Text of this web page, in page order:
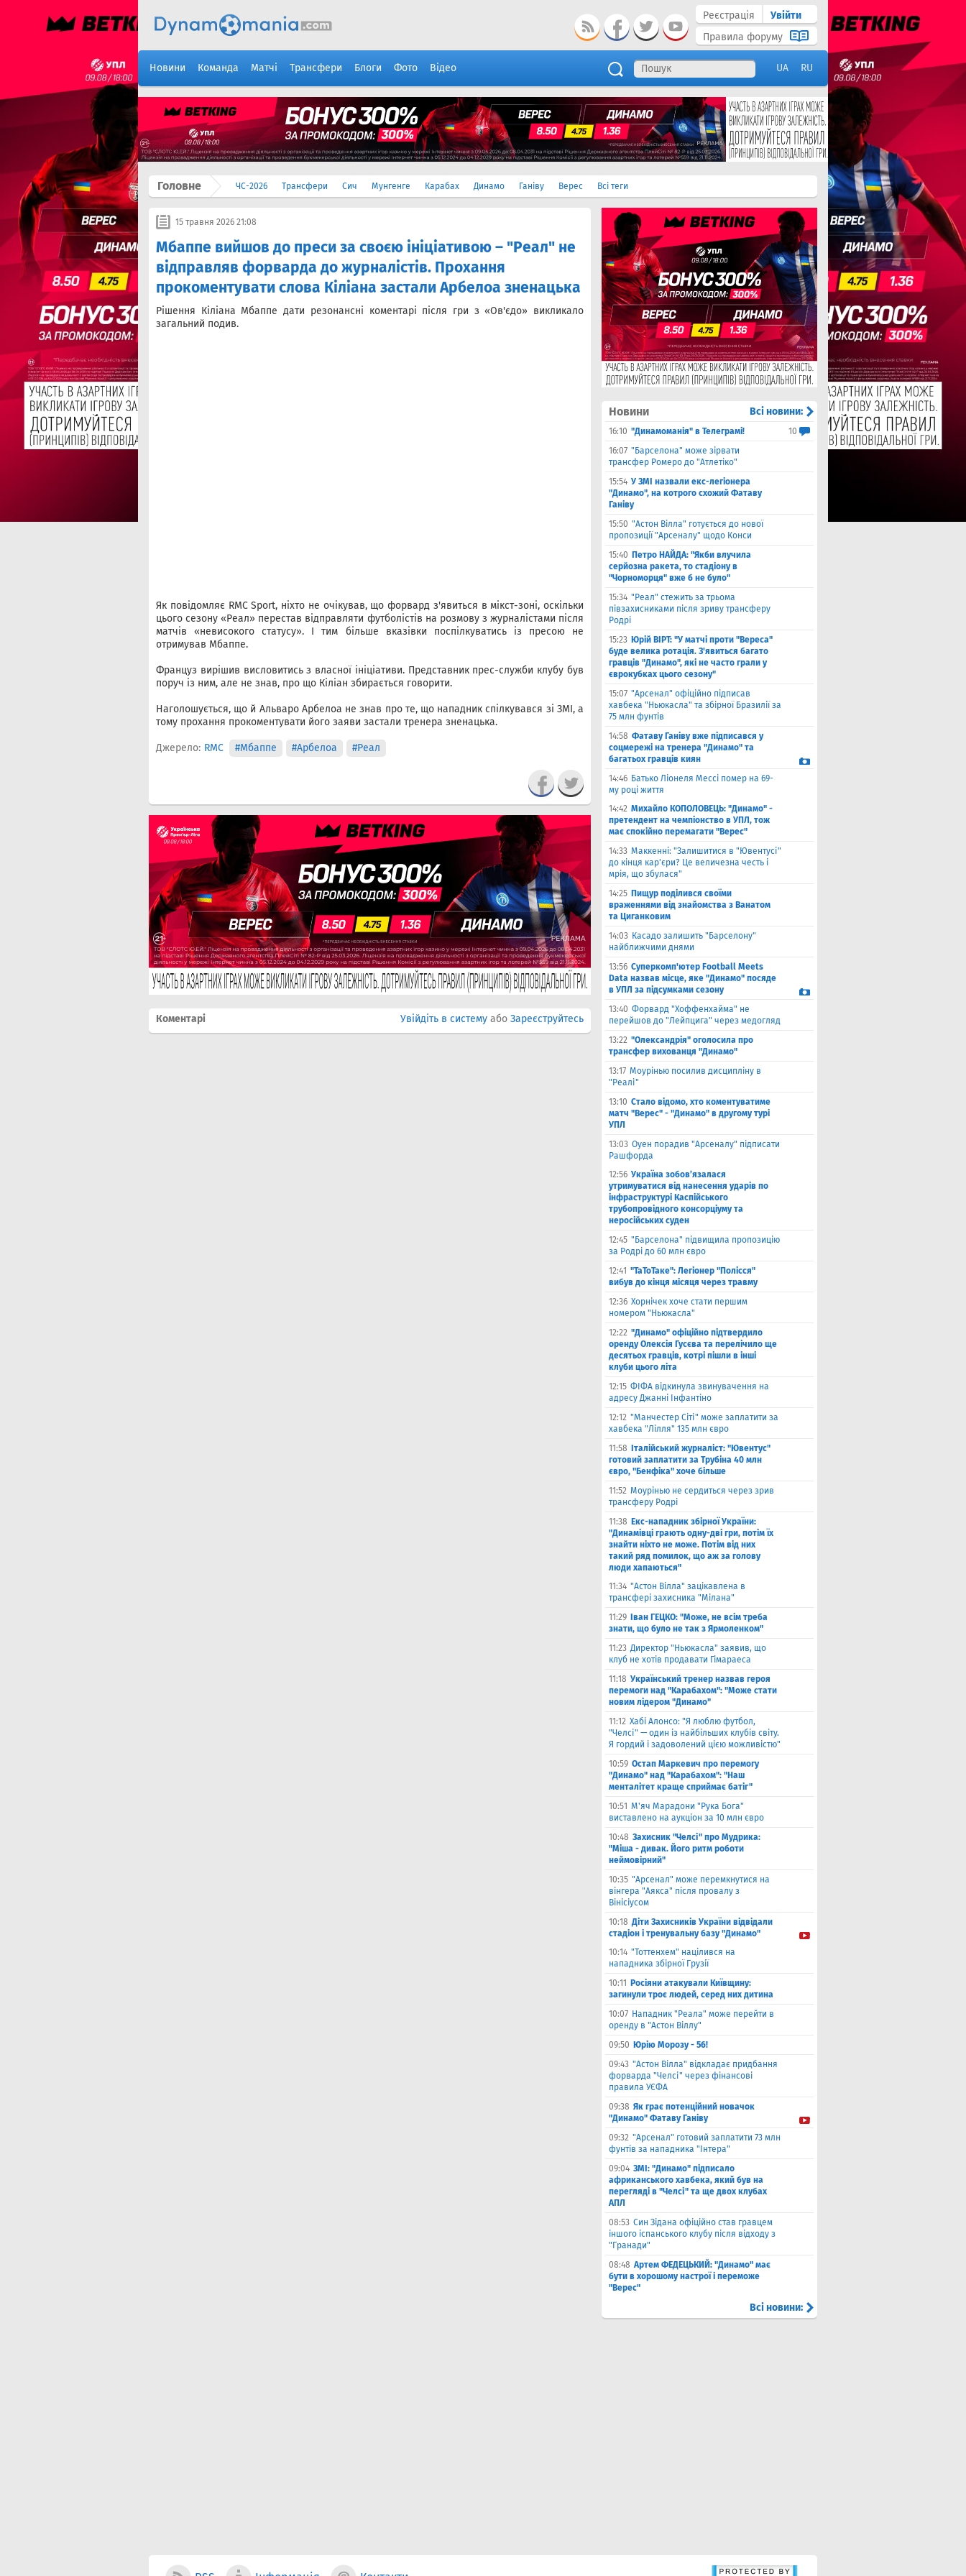
Реєстрація
Увійти
Правила форуму
Новини Команда Матчі Трансфери Блоги Фото Відео UA RU
Головне ЧС-2026 Трансфери Сич Мунгенге Карабах Динамо Ганіву Верес Всі теги
15 травня 2026 21:08
Мбаппе вийшов до преси за своєю ініціативою – "Реал" не
відправляв форварда до журналістів. Прохання
прокоментувати слова Кіліана застали Арбелоа зненацька
Рішення Кіліана Мбаппе дати резонансні коментарі після гри з «Ов'єдо» викликало
загальний подив.
Як повідомляє RMC Sport, ніхто не очікував, що форвард з'явиться в мікст-зоні, оскільки
цього сезону «Реал» перестав відправляти футболістів на розмову з журналістами після
матчів «невисокого статусу». І тим більше вказівки поспілкуватись із пресою не
отримував Мбаппе.
Француз вирішив висловитись з власної ініціативи. Представник прес-служби клубу був
поруч із ним, але не знав, про що Кіліан збирається говорити.
Наголошується, що й Альваро Арбелоа не знав про те, що нападник спілкувався зі ЗМІ, а
тому прохання прокоментувати його заяви застали тренера зненацька.
Джерело: RMC #Мбаппе #Арбелоа #Реал
Коментарі Увійдіть в систему або Зареєструйтесь
Новини Всі новини:
16:10 "Динамоманія" в Телеграмі!
10
16:07 "Барселона" може зірвати
трансфер Ромеро до "Атлетіко"
15:54 У ЗМІ назвали екс-легіонера
"Динамо", на котрого схожий Фатаву
Ганіву
15:50 "Астон Вілла" готується до нової
пропозиції "Арсеналу" щодо Конси
15:40 Петро НАЙДА: "Якби влучила
серйозна ракета, то стадіону в
"Чорноморця" вже б не було"
15:34 "Реал" стежить за трьома
півзахисниками після зриву трансферу
Родрі
15:23 Юрій ВІРТ: "У матчі проти "Вереса"
буде велика ротація. З'явиться багато
гравців "Динамо", які не часто грали у
єврокубках цього сезону"
15:07 "Арсенал" офіційно підписав
хавбека "Ньюкасла" та збірної Бразилії за
75 млн фунтів
14:58 Фатаву Ганіву вже підписався у
соцмережі на тренера "Динамо" та
багатьох гравців киян
14:46 Батько Ліонеля Мессі помер на 69-
му році життя
14:42 Михайло КОПОЛОВЕЦЬ: "Динамо" -
претендент на чемпіонство в УПЛ, тож
має спокійно перемагати "Верес"
14:33 Маккенні: "Залишитися в "Ювентусі"
до кінця кар'єри? Це величезна честь і
мрія, що збулася"
14:25 Пищур поділився своїми
враженнями від знайомства з Ванатом
та Циганковим
14:03 Касадо залишить "Барселону"
найближчими днями
13:56 Суперкомп'ютер Football Meets
Data назвав місце, яке "Динамо" посяде
в УПЛ за підсумками сезону
13:40 Форвард "Хоффенхайма" не
перейшов до "Лейпцига" через медогляд
13:22 "Олександрія" оголосила про
трансфер вихованця "Динамо"
13:17 Моурінью посилив дисципліну в
"Реалі"
13:10 Стало відомо, хто коментуватиме
матч "Верес" - "Динамо" в другому турі
УПЛ
13:03 Оуен порадив "Арсеналу" підписати
Рашфорда
12:56 Україна зобов’язалася
утримуватися від нанесення ударів по
інфраструктурі Каспійського
трубопровідного консорціуму та
неросійських суден
12:45 "Барселона" підвищила пропозицію
за Родрі до 60 млн євро
12:41 "ТаТоТаке": Легіонер "Полісся"
вибув до кінця місяця через травму
12:36 Хорнічек хоче стати першим
номером "Ньюкасла"
12:22 "Динамо" офіційно підтвердило
оренду Олексія Гусєва та перелічило ще
десятьох гравців, котрі пішли в інші
клуби цього літа
12:15 ФІФА відкинула звинувачення на
адресу Джанні Інфантіно
12:12 "Манчестер Сіті" може заплатити за
хавбека "Лілля" 135 млн євро
11:58
Італійський журналіст: "Ювентус"
готовий заплатити за Трубіна 40 млн
євро, "Бенфіка" хоче більше
11:52 Моурінью не сердиться через зрив
трансферу Родрі
11:38 Екс-нападник збірної України:
"Динамівці грають одну-дві гри, потім їх
знайти ніхто не може. Потім від них
такий ряд помилок, що аж за голову
люди хапаються"
11:34 "Астон Вілла" зацікавлена в
трансфері захисника "Мілана"
11:29
Іван ГЕЦКО: "Може, не всім треба
знати, що було не так з Ярмоленком"
11:23 Директор "Ньюкасла" заявив, що
клуб не хотів продавати Гімараеса
11:18 Український тренер назвав героя
перемоги над "Карабахом": "Може стати
новим лідером "Динамо"
11:12 Хабі Алонсо: "Я люблю футбол,
"Челсі" — один із найбільших клубів світу.
Я гордий і задоволений цією можливістю"
10:59 Остап Маркевич про перемогу
"Динамо" над "Карабахом": "Наш
менталітет краще сприймає батіг"
10:51 М'яч Марадони "Рука Бога"
виставлено на аукціон за 10 млн євро
10:48 Захисник "Челсі" про Мудрика:
"Міша - дивак. Його ритм роботи
неймовірний"
10:35 "Арсенал" може перемкнутися на
вінгера "Аякса" після провалу з
Вінісіусом
10:18 Діти Захисників України відвідали
стадіон і тренувальну базу "Динамо"
10:14 "Тоттенхем" націлився на
нападника збірної Грузії
10:11
Росіяни атакували Київщину:
загинули троє людей, серед них дитина
10:07 Нападник "Реала" може перейти в
оренду в "Астон Віллу"
09:50 Юрію Морозу - 56!
09:43 "Астон Вілла" відкладає придбання
форварда "Челсі" через фінансові
правила УЄФА
09:38 Як грає потенційний новачок
"Динамо" Фатаву Ганіву
09:32 "Арсенал" готовий заплатити 73 млн
фунтів за нападника "Інтера"
09:04 ЗМІ: "Динамо" підписало
африканського хавбека, який був на
перегляді в "Челсі" та ще двох клубах
АПЛ
08:53 Син Зідана офіційно став гравцем
іншого іспанського клубу після відходу з
"Гранади"
08:48 Артем ФЕДЕЦЬКИЙ: "Динамо" має
бути в хорошому настрої і переможе
"Верес"
Всі новини: